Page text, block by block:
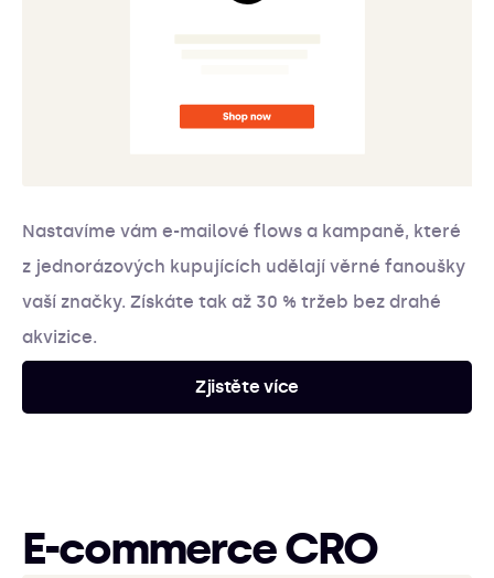
Nastavíme vám e-mailové flows a kampaně, které
z jednorázových kupujících udělají věrné fanoušky
vaší značky. Získáte tak až 30 % tržeb bez drahé
akvizice.
Zjistěte více
E-commerce CRO